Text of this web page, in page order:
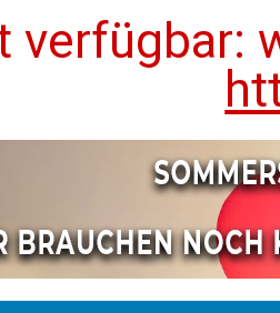
verfügbar: